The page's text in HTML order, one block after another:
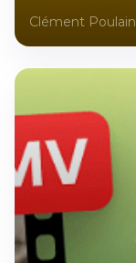
Clément Poulain